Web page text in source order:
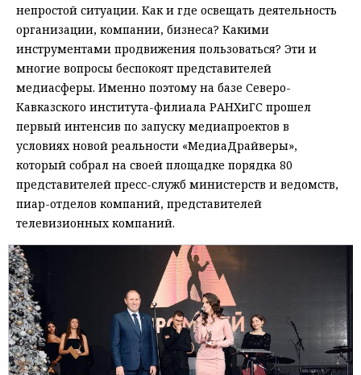
непростой ситуации. Как и где освещать деятельность
организации, компании, бизнеса? Какими
инструментами продвижения пользоваться? Эти и
многие вопросы беспокоят представителей
медиасферы. Именно поэтому на базе Северо-
Кавказского института-филиала РАНХиГС прошел
первый интенсив по запуску медиапроектов в
условиях новой реальности «МедиаДрайверы»,
который собрал на своей площадке порядка 80
представителей пресс-служб министерств и ведомств,
пиар-отделов компаний, представителей
телевизионных компаний.